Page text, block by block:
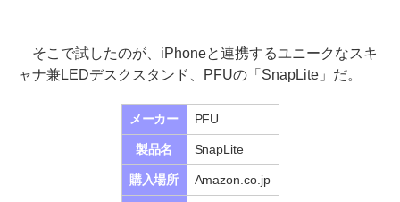
そこで試したのが、iPhoneと連携するユニークなスキ
ャナ兼LEDデスクスタンド、PFUの「SnapLite」だ。
メーカー PFU
製品名 SnapLite
購入場所 Amazon.co.jp